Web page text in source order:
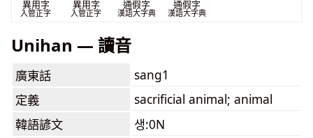
異用字
入管正字
異用字
入管正字
通假字
漢語大字典
通假字
漢語大字典
Unihan — 讀音
廣東話
sang1
定義
sacrificial animal; animal
韓語諺文
생:0N